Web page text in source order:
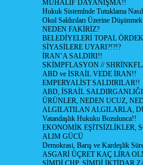
MUHALİF DAYANIŞMA!!
Hukuk Sistemlnde Tutuklama
Okul Saldırıları Üzerine
NEDEN FAKİRİZ?
BELEDİYELERİ TOPAL
SİYASİLERE UYARI?!?!?
İRAN’A SALDIRI!!
SKİMPFLASYON //
ABD ve İSRAİL VEDE İRAN!!
EMPERYALİST SALDIRILAR!!
ABD, İSRAİL SALDIRGANLIĞI
ÜRÜNLER, NEDEN UCUZ,
ALGILATILAN ALGILARLA,
Vatandaşlık Hukuku Bozulunca!!
EKONOMİK EŞİTSİZLİKLER,
ALIM GÜCÜ
Demokrasi, Barış ve Kardeşlik
ASGARİ ÜÇRET KAÇ LİRA
ŞİMDİ CHP, ŞİMDİ İKTİDAR